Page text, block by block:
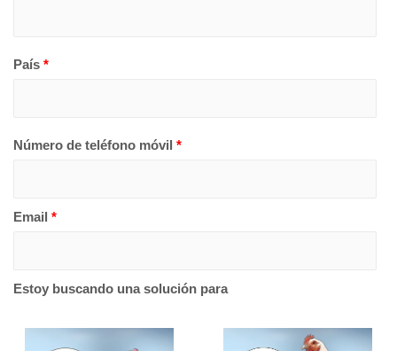
País *
Número de teléfono móvil *
Email *
Estoy buscando una solución para